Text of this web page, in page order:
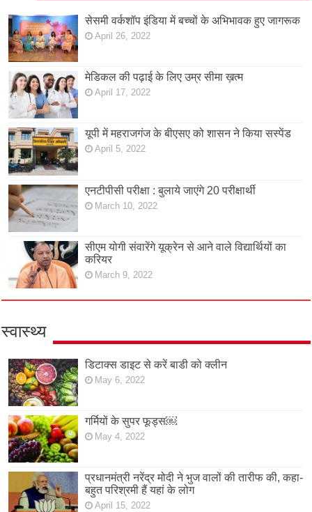
सेसमी वर्कशॉप इंडिया में बच्चों के अभिभावक हुए जागरूक
April 26, 2022
मेडिकल की पढ़ाई के लिए उम्र सीमा ख़त्म
April 17, 2022
यूपी में महराजगंज के बीएसए को शासन ने किया सस्पेंड
April 5, 2022
एनटीपीसी परीक्षा : बुलाये जाएंगे 20 परीक्षार्थी
March 10, 2022
सीएम योगी संवारेंगे यूक्रेन से आने वाले विद्यार्थियों का
करियर
March 9, 2022
स्वास्थ्य
डिटाक्स डाइट से करें बाडी को क्लीन
May 6, 2022
गर्मियों के सुपर फूड्स￼
May 4, 2022
प्रधानमंत्री नरेंद्र मोदी ने भुज वालों की तारीफ की, कहा-
बहुत परिश्रमी हैं यहां के लोग
April 15, 2022